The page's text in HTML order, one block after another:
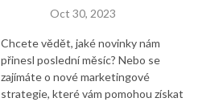
Oct 30, 2023
Chcete vědět, jaké novinky nám
přinesl poslední měsíc? Nebo se
zajímáte o nové marketingové
strategie, které vám pomohou získat